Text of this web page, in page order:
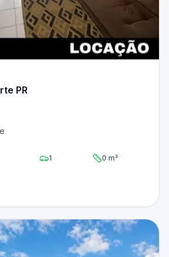
PR
1 0 m²